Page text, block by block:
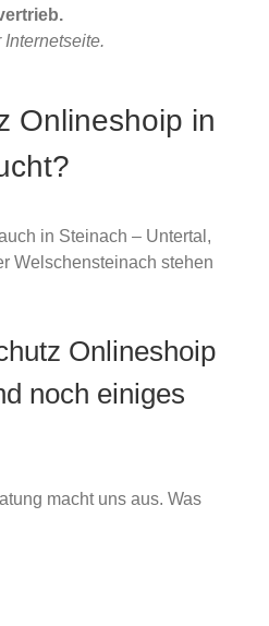
Onlineshoip in
in Steinach – Untertal,
Welschensteinach stehen
Onlineshoip
noch einiges
macht uns aus. Was